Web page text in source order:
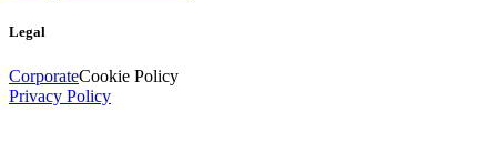
Legal
CorporateCookie Policy
Privacy Policy